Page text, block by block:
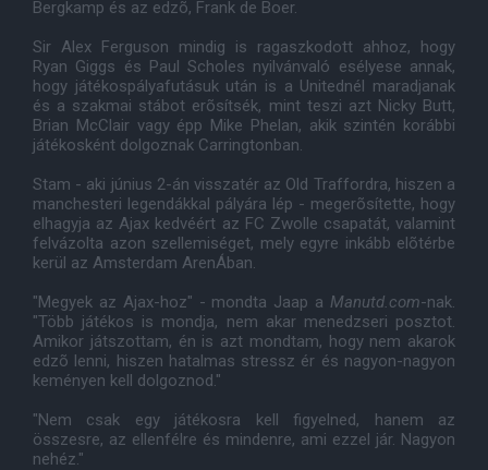
Bergkamp és az edzõ, Frank de Boer.
Sir Alex Ferguson mindig is ragaszkodott ahhoz, hogy
Ryan Giggs és Paul Scholes nyilvánvaló esélyese annak,
hogy játékospályafutásuk után is a Unitednél maradjanak
és a szakmai stábot erõsítsék, mint teszi azt Nicky Butt,
Brian McClair vagy épp Mike Phelan, akik szintén korábbi
játékosként dolgoznak Carringtonban.
Stam - aki június 2-án visszatér az Old Traffordra, hiszen a
manchesteri legendákkal pályára lép - megerõsítette, hogy
elhagyja az Ajax kedvéért az FC Zwolle csapatát, valamint
felvázolta azon szellemiséget, mely egyre inkább elõtérbe
kerül az Amsterdam ArenÁban.
"Megyek az Ajax-hoz" - mondta Jaap a Manutd.com-nak.
"Több játékos is mondja, nem akar menedzseri posztot.
Amikor játszottam, én is azt mondtam, hogy nem akarok
edzõ lenni, hiszen hatalmas stressz ér és nagyon-nagyon
keményen kell dolgoznod."
"Nem csak egy játékosra kell figyelned, hanem az
összesre, az ellenfélre és mindenre, ami ezzel jár. Nagyon
nehéz."